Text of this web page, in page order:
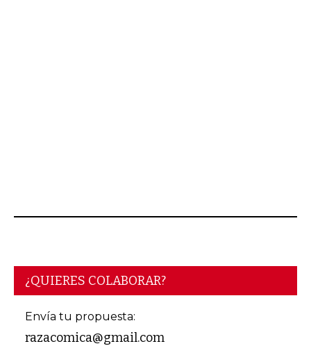
¿QUIERES COLABORAR?
Envía tu propuesta:
razacomica@gmail.com